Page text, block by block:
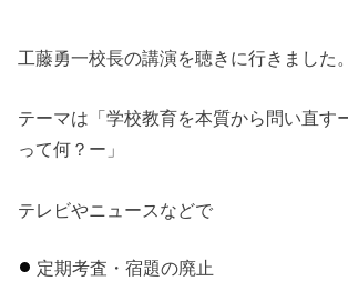
工藤勇一校長の講演を聴きに行きました。
テーマは「学校教育を本質から問い直す
って何？ー」
テレビやニュースなどで
定期考査・宿題の廃止